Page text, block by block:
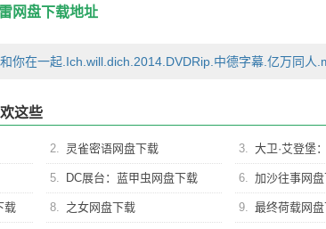
丽的爱雅吸引了。更糟糕的是，爱雅有一个相爱多年的未
，而杜姆恰恰正是玛丽的好友。这一段复杂的三角关系会
网盘下载地址
你在一起.Ich.will.dich.2014.DVDRip.中德字幕.亿万同人
这些
2. 灵雀密语网盘下载 3. 大卫·艾登堡：大
5. DC展台：蓝甲虫网盘下载 6. 加沙往事网
载 8. 之女网盘下载 9. 最终荷载网